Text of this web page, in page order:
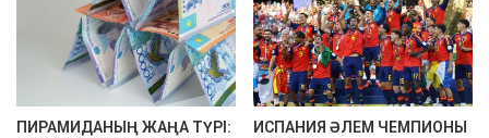
ПИРАМИДАНЫҢ ЖАҢА ТҮРІ:
ИСПАНИЯ ӘЛЕМ ЧЕМПИОНЫ